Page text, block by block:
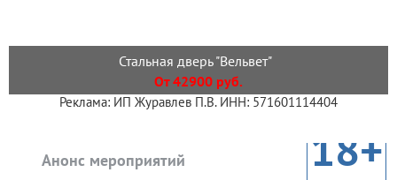
Стальная дверь "Вельвет"
От 42900 руб.
Реклама: ИП Журавлев П.В. ИНН: 571601114404
Анонс мероприятий 18+